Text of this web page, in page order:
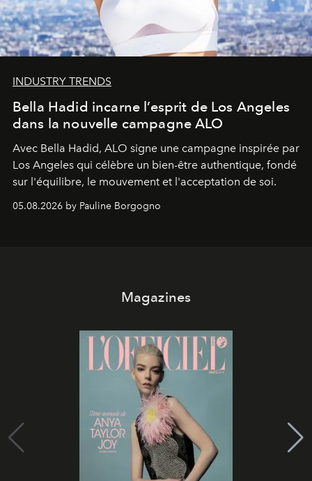
INDUSTRY TRENDS
Bella Hadid incarne l’esprit de Los Angeles
dans la nouvelle campagne ALO
Avec Bella Hadid, ALO signe une campagne inspirée par
Los Angeles qui célèbre un bien-être authentique, fondé
sur l'équilibre, le mouvement et l'acceptation de soi.
05.08.2026 by Pauline Borgogno
Magazines